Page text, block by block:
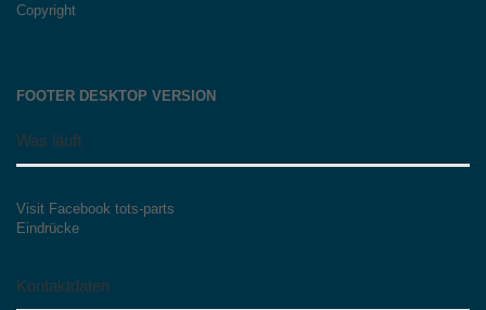
Copyright
FOOTER DESKTOP VERSION
Was läuft
Visit Facebook tots-parts
Eindrücke
Kontaktdaten